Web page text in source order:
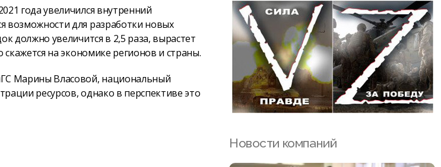
года увеличился внутренний
возможности для разработки новых
должно увеличится в 2,5 раза, вырастет
на экономике регионов и страны.
Марины Власовой, национальный
ресурсов, однако в перспективе это
Новости компаний